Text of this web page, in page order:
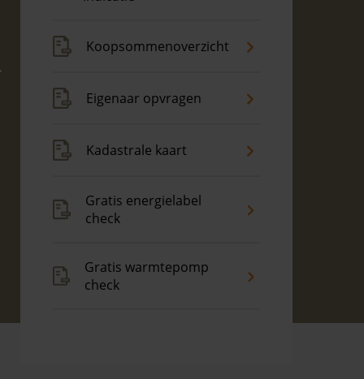
Koopsommenoverzicht
Eigenaar opvragen
Kadastrale kaart
Gratis energielabel
check
Gratis warmtepomp
check